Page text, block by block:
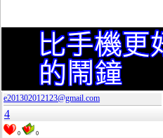
e201302012123@gmail.com
4
0 0